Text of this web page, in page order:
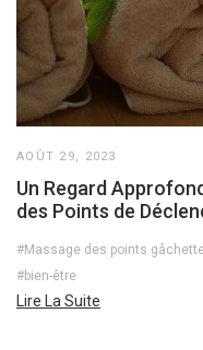
AOÛT 29, 2023
Un Regard
des Points de
#Massage des points
#bien-être
Lire La Suite